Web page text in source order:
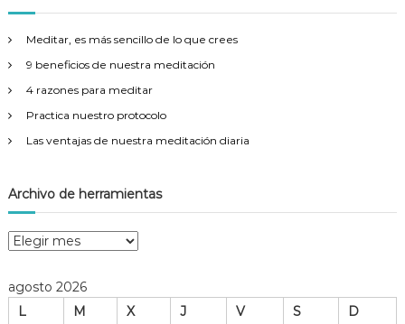
a
:
Meditar, es más sencillo de lo que crees
9 beneficios de nuestra meditación
4 razones para meditar
Practica nuestro protocolo
Las ventajas de nuestra meditación diaria
Archivo de herramientas
A
h
agosto 2026
L
M X J V S
D